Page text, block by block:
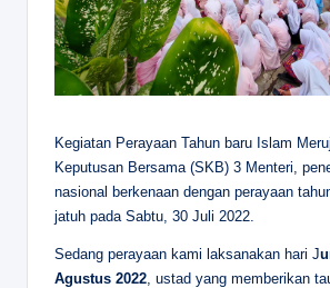
Kegiatan Perayaan Tahun baru Islam
Keputusan Bersama (SKB) 3 Menteri,
nasional berkenaan dengan perayaan
jatuh pada Sabtu, 30 Juli 2022.
Sedang perayaan kami laksanakan hari J
Agustus 2022 , ustad yang memberikan